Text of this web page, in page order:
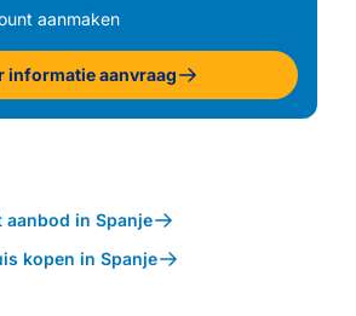
aanmaken
informatie aanvraag
aanbod in Spanje
kopen in Spanje